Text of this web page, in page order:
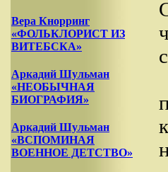
Вера Кнорринг
«ФОЛЬКЛОРИСТ ИЗ
ВИТЕБСКА»
Аркадий Шульман
«НЕОБЫЧНАЯ
БИОГРАФИЯ»
Аркадий Шульман
«ВСПОМИНАЯ
ВОЕННОЕ ДЕТСТВО»